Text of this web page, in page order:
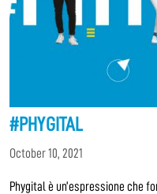
#PHYGITAL
October 10, 2021
Phygital è un’espressione che